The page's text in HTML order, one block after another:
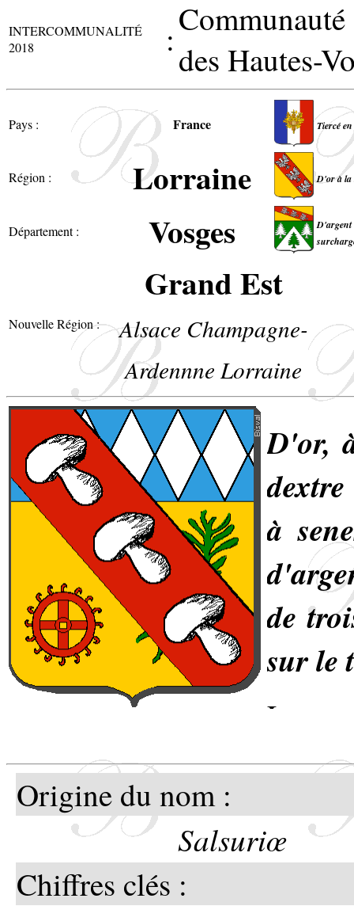
INTERCOMMUNALITÉ
2018
:des Hautes-
Pays : France Tiercé
Région : Lorraine D'or à la
Département : Vosges
Nouvelle Région :
Grand Est
Alsace Champagne-
Ardennne Lorraine
D'or,
à
de
sur le
Les
Origine du nom :
Salsuriœ
Chiffres clés :